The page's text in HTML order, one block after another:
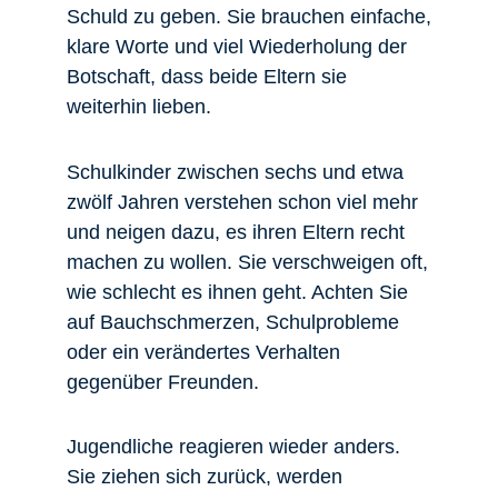
Schuld zu geben. Sie brauchen einfache,
klare Worte und viel Wiederholung der
Botschaft, dass beide Eltern sie
weiterhin lieben.
Schulkinder zwischen sechs und etwa
zwölf Jahren verstehen schon viel mehr
und neigen dazu, es ihren Eltern recht
machen zu wollen. Sie verschweigen oft,
wie schlecht es ihnen geht. Achten Sie
auf Bauchschmerzen, Schulprobleme
oder ein verändertes Verhalten
gegenüber Freunden.
Jugendliche reagieren wieder anders.
Sie ziehen sich zurück, werden